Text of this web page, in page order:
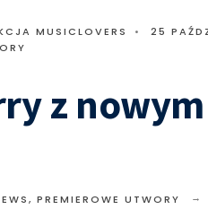
MUSICLOVERS • 25
z
, PREMIEROWE UTWORY